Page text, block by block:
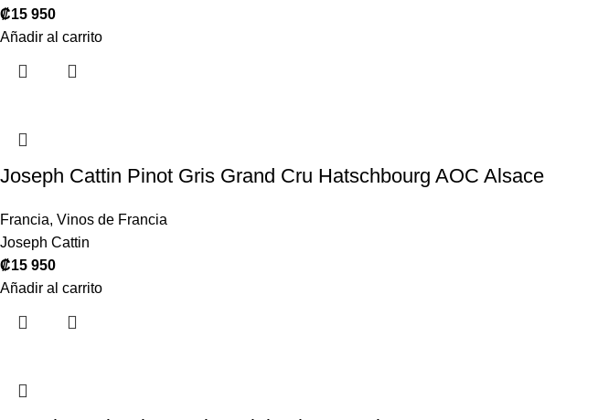
₡15 950
Añadir al carrito
Joseph Cattin Pinot Gris Grand Cru Hatschbourg AOC Alsace
Francia, Vinos de Francia
Joseph Cattin
₡15 950
Añadir al carrito